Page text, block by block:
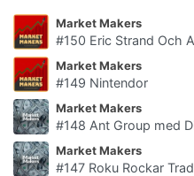
Market Makers
#150 Eric Strand Och
Market Makers
#149 Nintendor
Market Makers
#148 Ant Group med
Market Makers
#147 Roku Rockar